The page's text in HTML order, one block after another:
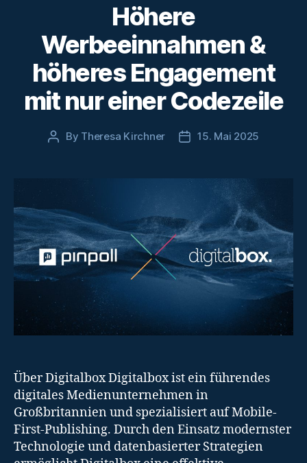
Höhere
Werbeeinnahmen &
höheres Engagement
mit nur einer Codezeile
Post
By Theresa Kirchner
Post15. Mai 2025
Über Digitalbox Digitalbox ist ein führendes
digitales Medienunternehmen in
Großbritannien und spezialisiert auf Mobile-
First-Publishing. Durch den Einsatz modernster
Technologie und datenbasierter Strategien